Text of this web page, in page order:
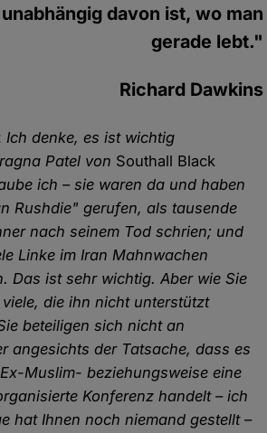
unabhängig davon ist, wo man
gerade lebt."
Richard Dawkins
Ich denke, es ist wichtig
Patel von Southall Black
ich – sie waren da und haben
Rushdie" gerufen, als tausende
nach seinem Tod schrien; und
Linke im Iran Mahnwachen
Das ist sehr wichtig. Aber wie Sie
die ihn nicht unterstützt
beteiligen sich nicht an
angesichts der Tatsache, dass es
Muslim- beziehungsweise eine
Konferenz handelt – ich
hat Ihnen noch niemand gestellt –